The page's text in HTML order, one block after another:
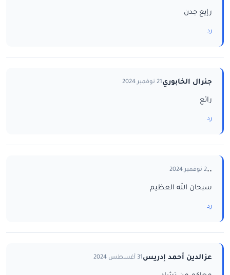
رإيع جدن
رد
جنرال الخابوري21 نوفمبر 2024
رائع
رد
..2 نوفمبر 2024
سبحان الله العظيم
رد
عزالدين أحمد إدريس31 أغسطس 2024